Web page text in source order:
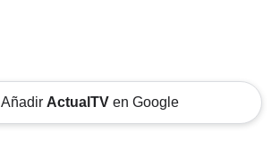
Añadir ActualTVen Google